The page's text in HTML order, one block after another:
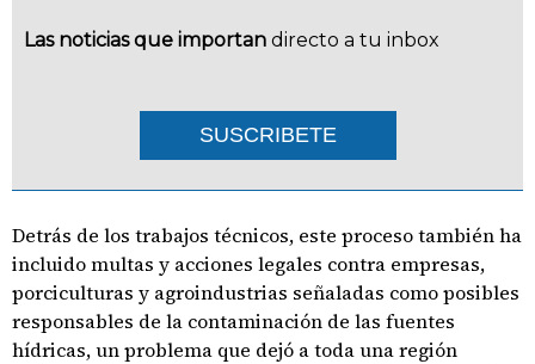
Las noticias que importan directo a tu inbox
SUSCRIBETE
Detrás de los trabajos técnicos, este proceso también ha
incluido multas y acciones legales contra empresas,
porciculturas y agroindustrias señaladas como posibles
responsables de la contaminación de las fuentes
hídricas, un problema que dejó a toda una región